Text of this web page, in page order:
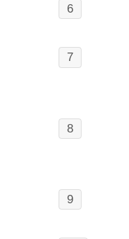
6
7
8
9